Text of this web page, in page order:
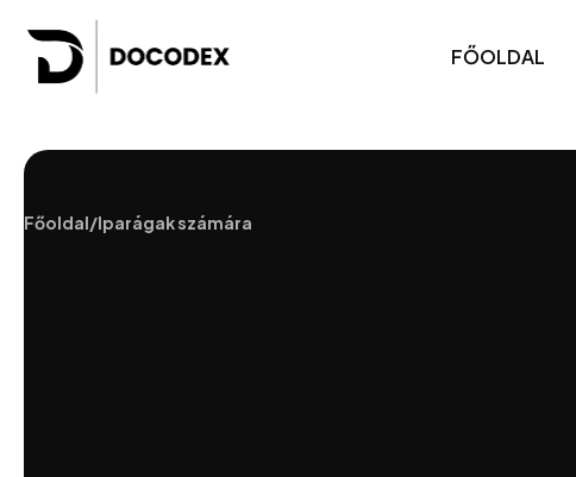
FŐOLDAL
Főoldal/Iparágak számára